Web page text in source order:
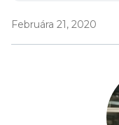
Februára 21, 2020